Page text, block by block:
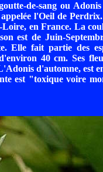
de-sang ou
l'Oeil de
en France. La
est de Juin-
Elle fait partie des
40 cm. Ses
d'automne, est
est "toxique voire